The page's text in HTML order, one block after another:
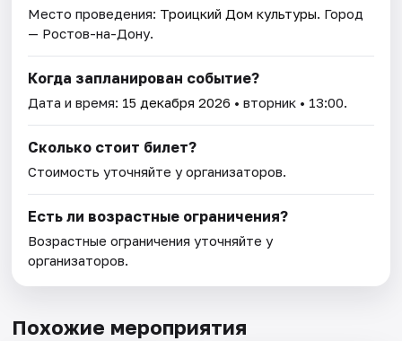
Место проведения: Троицкий Дом культуры. Город
— Ростов-на-Дону.
Когда запланирован событие?
Дата и время: 15 декабря 2026 • вторник • 13:00.
Сколько стоит билет?
Стоимость уточняйте у организаторов.
Есть ли возрастные ограничения?
Возрастные ограничения уточняйте у
организаторов.
Похожие мероприятия